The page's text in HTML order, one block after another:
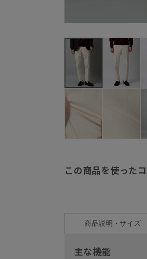
この商品を使った
商品説明・サイズ
主な機能